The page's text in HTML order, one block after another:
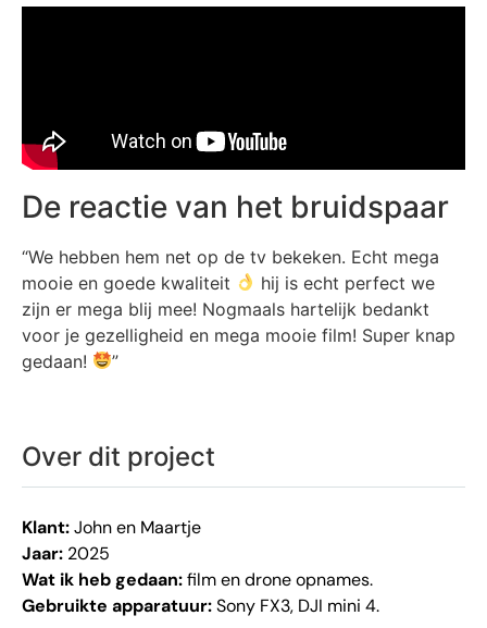
De reactie van het bruidspaar
“We hebben hem net op de tv bekeken. Echt mega
mooie en goede kwaliteit
hij is echt perfect we
zijn er mega blij mee! Nogmaals hartelijk bedankt
voor je gezelligheid en mega mooie film! Super knap
gedaan!
”
Over dit project
Klant:John en Maartje
Jaar: 2025
Wat ik heb gedaan:film en drone opnames.
Gebruikte apparatuur:Sony FX3, DJI mini 4.